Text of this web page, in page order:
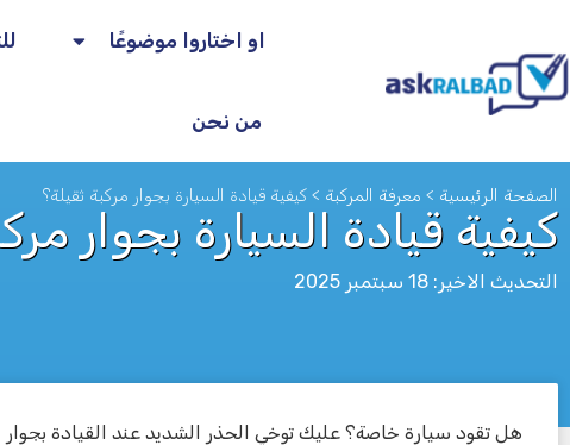
او اختاروا موضوعًا
من نحن
الصفحة الرئيسية > معرفة المركبة > كيفية قيادة السيارة بجوار مركبة ثقيلة؟
كيفية قيادة السيارة بجوار
التحديث الاخير: 18 سبتمبر 2025
هل تقود سيارة خاصة؟ عليك توخي الحذر الشديد عند القيادة بجوار